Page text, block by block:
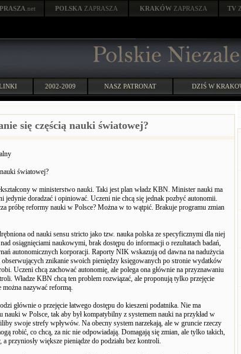
.net POLSKA ZAPRASZA KRAKÓW ZAPRASZA TV
2002-2009 NASZ PATRONAT DZIŚ W
się częścią nauki światowej?
światowej?
w ministerstwo nauki. Taki jest plan władz KBN. Minister nauki ma
jedynie doradzać i opiniować. Uczeni nie chcą się jednak pozbyć autonomii.
próbę reformy nauki w Polsce? Można w to wątpić. Brakuje programu zmian
od nauki sensu stricto jako tzw. nauka polska ze specyficznymi dla niej
osiągnięciami naukowymi, brak dostępu do informacji o rezultatach badań,
autonomicznych korporacji. Raporty NIK wskazują od dawna na nadużycia
znikanie swoich pieniędzy księgowanych po stronie wydatków
Uczeni chcą zachować autonomię, ale polega ona głównie na przyznawaniu
Władze KBN chcą ten problem rozwiązać, ale proponują tylko przejęcie
można nazywać reformą.
głównie o przejęcie łatwego dostępu do kieszeni podatnika. Nie ma
w Polsce, tak aby był kompatybilny z systemem nauki na przykład w
swoje strefy wpływów. Na obecny system narzekają, ale w gruncie rzeczy
robić, co chcą, za nic nie odpowiadają. Domagają się zmian, ale tylko takich,
przyniosły większe pieniądze do podziału bez kontroli.